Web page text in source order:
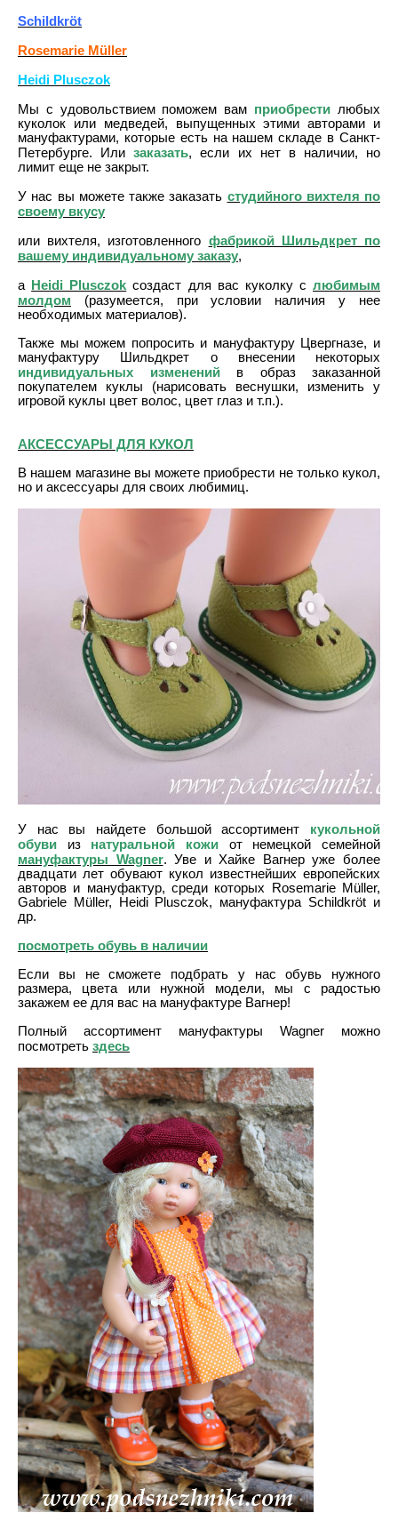
Schildkröt
Rosemarie Müller
Heidi Plusczok
Мы с удовольствием поможем вам приобрести любых
куколок или медведей, выпущенных этими авторами и
мануфактурами, которые есть на нашем складе в Санкт-
Петербурге. Илизаказать, если их нет в наличии, но
лимит еще не закрыт.
У нас вы можете также заказать студийного вихтеля по
своему вкусу
или вихтеля, изготовленного фабрикой Шильдкрет по
вашему индивидуальному заказу,
а Heidi Plusczok создаст для вас куколку с любимым
молдом (разумеется, при условии наличия у нее
необходимых материалов).
Также мы можем попросить и мануфактуру Цвергназе, и
мануфактуру Шильдкрет о внесении некоторых
индивидуальных измененийв образ заказанной
покупателем куклы (нарисовать веснушки, изменить у
игровой куклы цвет волос, цвет глаз и т.п.).
АКСЕССУАРЫ ДЛЯ КУКОЛ
В нашем магазине вы можете приобрести не только кукол,
но и аксессуары для своих любимиц.
У нас вы найдете большой ассортимент кукольной
обуви из натуральной кожи от немецкой семейной
мануфактуры Wagner. Уве и Хайке Вагнер уже более
двадцати лет обувают кукол известнейших европейских
авторов и мануфактур, среди которых Rosemarie Müller,
Gabriele Müller, Heidi Plusczok, мануфактура Schildkröt и
др.
посмотреть обувь в наличии
Если вы не сможете подбрать у нас обувь нужного
размера, цвета или нужной модели, мы с радостью
закажем ее для вас на мануфактуре Вагнер!
Полный ассортимент мануфактуры Wagner можно
посмотреть здесь